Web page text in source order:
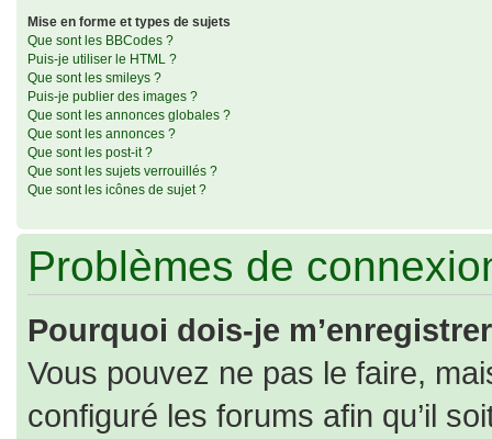
Mise en forme et types de sujets
Que sont les BBCodes ?
Puis-je utiliser le HTML ?
Que sont les smileys ?
Puis-je publier des images ?
Que sont les annonces globales ?
Que sont les annonces ?
Que sont les post-it ?
Que sont les sujets verrouillés ?
Que sont les icônes de sujet ?
Problèmes de
Pourquoi dois-je
Vous pouvez ne pas le faire,
configuré les forums afin qu’il